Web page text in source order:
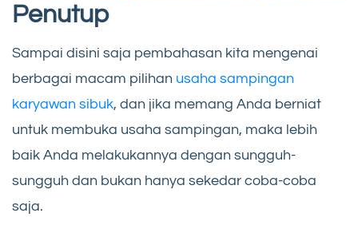
Penutup
Sampai disini saja pembahasan kita mengenai
berbagai macam pilihan usaha sampingan
karyawan sibuk, dan jika memang Anda berniat
untuk membuka usaha sampingan, maka lebih
baik Anda melakukannya dengan sungguh-
sungguh dan bukan hanya sekedar coba-coba
saja.